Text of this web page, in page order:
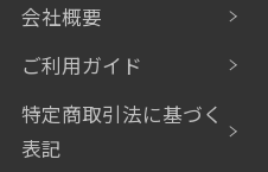
会社概要
ご利用ガイド
特定商取引法に基づく
表記